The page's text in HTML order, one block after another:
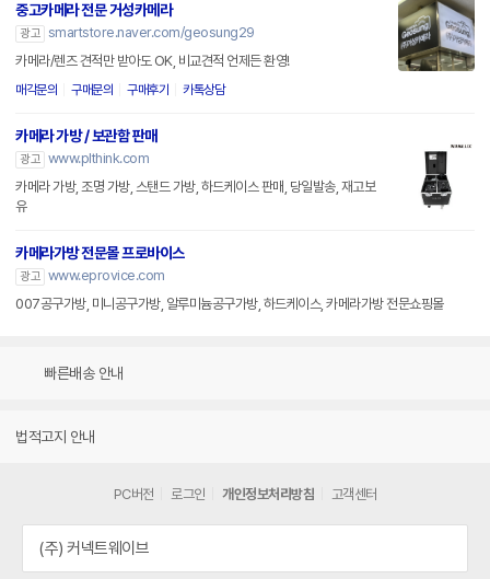
중고카메라 전문 거성카메라
광고 smartstore.naver.com/geosung29
카메라/렌즈 견적만 받아도 OK, 비교견적 언제든 환영!
매각문의 구매문의 구매후기 카톡상담
카메라 가방 / 보관함 판매
광고 www.plthink.com
카메라 가방, 조명 가방, 스탠드 가방, 하드케이스 판매, 당일발송, 재고보
유
카메라가방 전문몰 프로바이스
광고 www.eprovice.com
007공구가방, 미니공구가방, 알루미늄공구가방, 하드케이스, 카메라가방 전문쇼핑몰
빠른배송 안내
법적고지 안내
PC버전 로그인 개인정보처리방침 고객센터
(주) 커넥트웨이브